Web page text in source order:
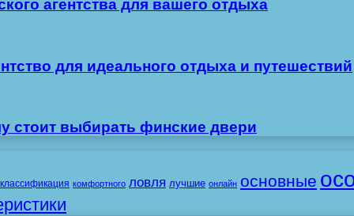
агентства для вашего отдыха
для идеального отдыха и путешествий
стоит выбирать финские двери
классификация комфортного ловля лучшие онлайн основные